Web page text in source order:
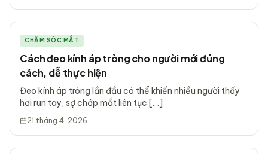
CHĂM SÓC MẮT
Cách đeo kính áp tròng cho người mới đúng
cách, dễ thực hiện
Đeo kính áp tròng lần đầu có thể khiến nhiều người thấy
hơi run tay, sợ chớp mắt liên tục […]
21 tháng 4, 2026